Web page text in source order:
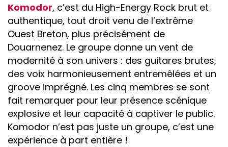
Komodor, c’est du High-Energy Rock brut et
authentique, tout droit venu de l’extrême
Ouest Breton, plus précisément de
Douarnenez. Le groupe donne un vent de
modernité à son univers : des guitares brutes,
des voix harmonieusement entremêlées et un
groove imprégné. Les cinq membres se sont
fait remarquer pour leur présence scénique
explosive et leur capacité à captiver le public.
Komodor n’est pas juste un groupe, c’est une
expérience à part entière !